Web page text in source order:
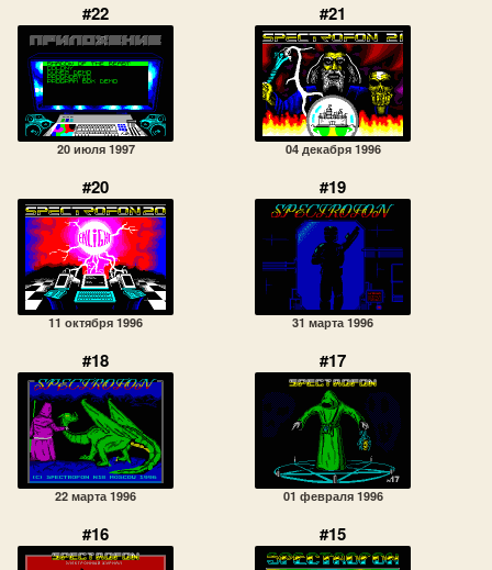
#22
20 июля 1997
#21
04 декабря 1996
#20
11 октября 1996
#19
31 марта 1996
#18
22 марта 1996
#17
01 февраля 1996
#16 #15